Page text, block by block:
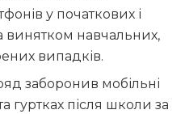
у початкових і
винятком навчальних,
випадків.
заборонив мобільні
гуртках після школи за